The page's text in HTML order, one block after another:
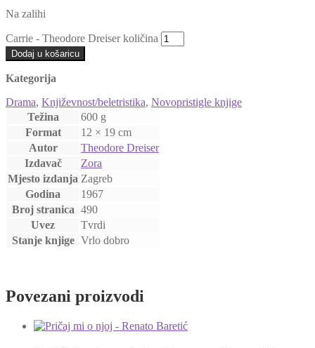
Na zalihi
Carrie - Theodore Dreiser količina
Dodaj u košaricu
Kategorija
Drama, Književnost/beletristika, Novopristigle knjige
Težina
600 g
Format
12 × 19 cm
Autor
Theodore Dreiser
Izdavač
Zora
Mjesto izdanja Zagreb
Godina
1967
Broj stranica 490
Uvez
Tvrdi
Stanje knjige Vrlo dobro
Povezani proizvodi